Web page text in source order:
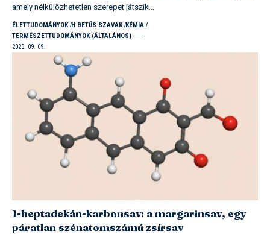
amely nélkülözhetetlen szerepet játszik…
ÉLETTUDOMÁNYOK H BETŰS SZAVAK KÉMIA
TERMÉSZETTUDOMÁNYOK (ÁLTALÁNOS)
2025. 09. 09.
1-heptadekán-karbonsav: a margarinsav, egy
páratlan szénatomszámú zsírsav